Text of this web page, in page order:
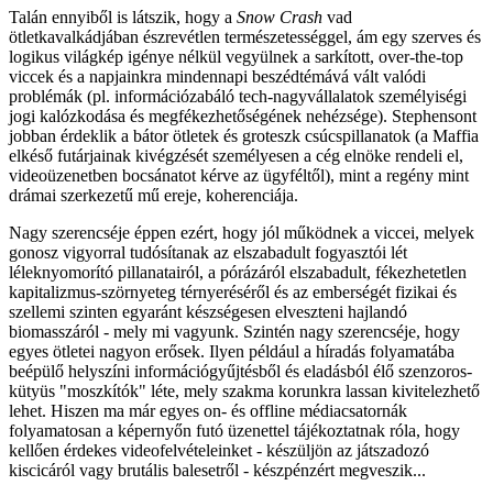
Talán ennyiből is látszik, hogy a Snow Crash vad
ötletkavalkádjában észrevétlen természetességgel, ám egy szerves és
logikus világkép igénye nélkül vegyülnek a sarkított, over-the-top
viccek és a napjainkra mindennapi beszédtémává vált valódi
problémák (pl. információzabáló tech-nagyvállalatok személyiségi
jogi kalózkodása és megfékezhetőségének nehézsége). Stephensont
jobban érdeklik a bátor ötletek és groteszk csúcspillanatok (a Maffia
elkéső futárjainak kivégzését személyesen a cég elnöke rendeli el,
videoüzenetben bocsánatot kérve az ügyféltől), mint a regény mint
drámai szerkezetű mű ereje, koherenciája.
Nagy szerencséje éppen ezért, hogy jól működnek a viccei, melyek
gonosz vigyorral tudósítanak az elszabadult fogyasztói lét
léleknyomorító pillanatairól, a pórázáról elszabadult, fékezhetetlen
kapitalizmus-szörnyeteg térnyeréséről és az emberségét fizikai és
szellemi szinten egyaránt készségesen elveszteni hajlandó
biomasszáról - mely mi vagyunk. Szintén nagy szerencséje, hogy
egyes ötletei nagyon erősek. Ilyen például a híradás folyamatába
beépülő helyszíni információgyűjtésből és eladásból élő szenzoros-
kütyüs "moszkítók" léte, mely szakma korunkra lassan kivitelezhető
lehet. Hiszen ma már egyes on- és offline médiacsatornák
folyamatosan a képernyőn futó üzenettel tájékoztatnak róla, hogy
kellően érdekes videofelvételeinket - készüljön az játszadozó
kiscicáról vagy brutális balesetről - készpénzért megveszik...